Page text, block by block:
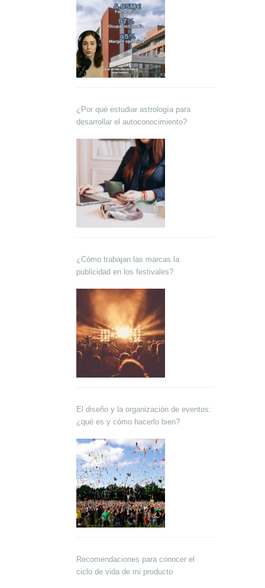
¿Por qué estudiar astrología para
desarrollar el autoconocimiento?
¿Cómo trabajan las marcas la
publicidad en los festivales?
El diseño y la organización de eventos:
¿qué es y cómo hacerlo bien?
Recomendaciones para conocer el
ciclo de vida de mi producto